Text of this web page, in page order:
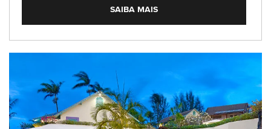
SAIBA MAIS